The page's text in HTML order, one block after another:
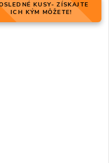
KUSY- ZÍSKAJTE
ICH KÝM MÔŽETE!